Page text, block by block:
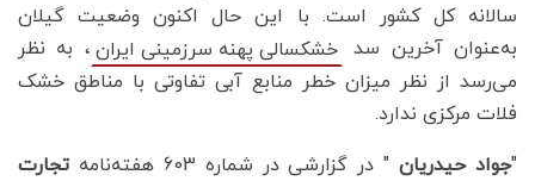
سالانه کل کشور است. با این حال اکنون وضعیت گیلان
به‌عنوان آخرین سد خشکسالی پهنه سرزمینی ایران ، به نظر
می‌رسد از نظر میزان خطر منابع آبی تفاوتی با مناطق خشک
فلات مرکزی ندارد.
"جواد حیدریان " در گزارشی در شماره 603 هفته‌نامه
تجارت